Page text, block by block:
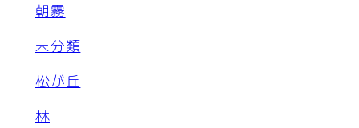
朝霧
未分類
松が丘
林